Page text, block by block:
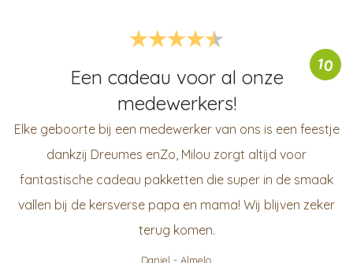
10
Een cadeau voor al onze
medewerkers!
Elke geboorte bij een medewerker van ons is een feestje
dankzij Dreumes enZo, Milou zorgt altijd voor
fantastische cadeau pakketten die super in de smaak
vallen bij de kersverse papa en mama! Wij blijven zeker
terug komen.
Daniel - Almelo